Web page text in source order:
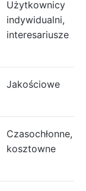
Użytkownicy
indywidualni,
interesariusze
Jakościowe
Czasochłonne,
kosztowne